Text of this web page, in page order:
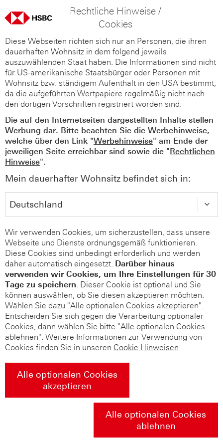
Rechtliche Hinweise /
Cookies
Diese Webseiten richten sich nur an Personen, die ihren
dauerhaften Wohnsitz in dem folgend jeweils
auszuwählenden Staat haben. Die Informationen sind nicht
für US-amerikanische Staatsbürger oder Personen mit
Wohnsitz bzw. ständigem Aufenthalt in den USA bestimmt,
da die aufgeführten Wertpapiere regelmäßig nicht nach
den dortigen Vorschriften registriert worden sind.
Die auf den Internetseiten dargestellten Inhalte stellen
Werbung dar. Bitte beachten Sie die Werbehinweise,
welche über den Link "Werbehinweise" am Ende der
jeweiligen Seite erreichbar sind sowie die "Rechtlichen
Hinweise".
Mein dauerhafter Wohnsitz befindet sich in:
Wir verwenden Cookies, um sicherzustellen, dass unsere
Webseite und Dienste ordnungsgemäß funktionieren.
Diese Cookies sind unbedingt erforderlich und werden
daher automatisch eingesetzt. Darüber hinaus
verwenden wir Cookies, um Ihre Einstellungen für 30
Tage zu speichern. Dieser Cookie ist optional und Sie
können auswählen, ob Sie diesen akzeptieren möchten.
Wählen Sie dazu "Alle optionalen Cookies akzeptieren".
Entscheiden Sie sich gegen die Verarbeitung optionaler
Cookies, dann wählen Sie bitte "Alle optionalen Cookies
ablehnen". Weitere Informationen zur Verwendung von
Cookies finden Sie in unseren Cookie Hinweisen.
Alle optionalen Cookies
akzeptieren
Alle optionalen Cookies
ablehnen